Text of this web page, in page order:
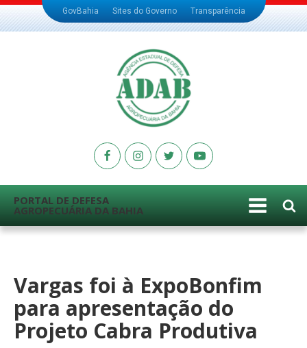
GovBahia Sites do Governo Transparência
PORTAL DE DEFESA
AGROPECUÁRIA DA BAHIA
Vargas foi à ExpoBonfim
para apresentação do
Projeto Cabra Produtiva